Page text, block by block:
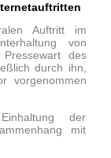
Auftritt im
von
des
durch ihn,
vorgenommen
der
mit